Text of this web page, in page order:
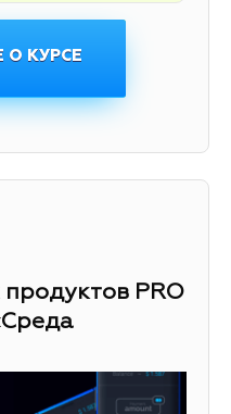
О КУРСЕ
PRO